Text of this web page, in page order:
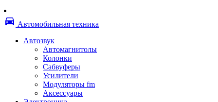
Снпч
Струйные оригинальные
Материалы для переплета
Запчасти и другие расходные материалы
Автоподатчики
Блоки лазера
directions_car Автомобильная техника
Автозвук
Автомагнитолы
Колонки
Сабвуферы
Усилители
Модуляторы fm
Аксессуары